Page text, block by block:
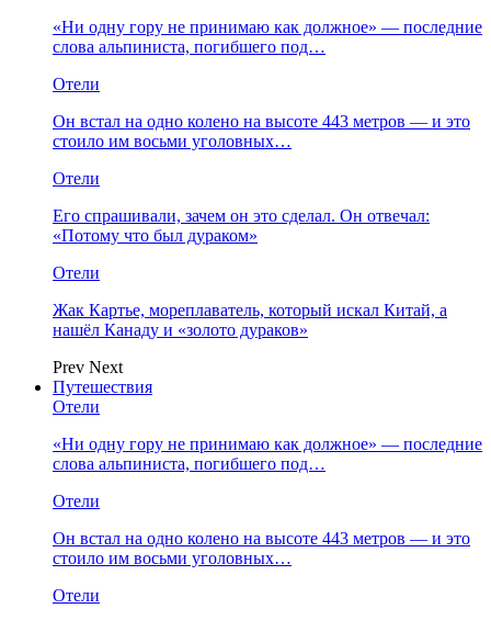
«Ни одну гору не принимаю как должное» — последние
слова альпиниста, погибшего под…
Отели
Он встал на одно колено на высоте 443 метров — и это
стоило им восьми уголовных…
Отели
Его спрашивали, зачем он это сделал. Он отвечал:
«Потому что был дураком»
Отели
Жак Картье, мореплаватель, который искал Китай, а
нашёл Канаду и «золото дураков»
Prev Next
Путешествия
Отели
«Ни одну гору не принимаю как должное» — последние
слова альпиниста, погибшего под…
Отели
Он встал на одно колено на высоте 443 метров — и это
стоило им восьми уголовных…
Отели